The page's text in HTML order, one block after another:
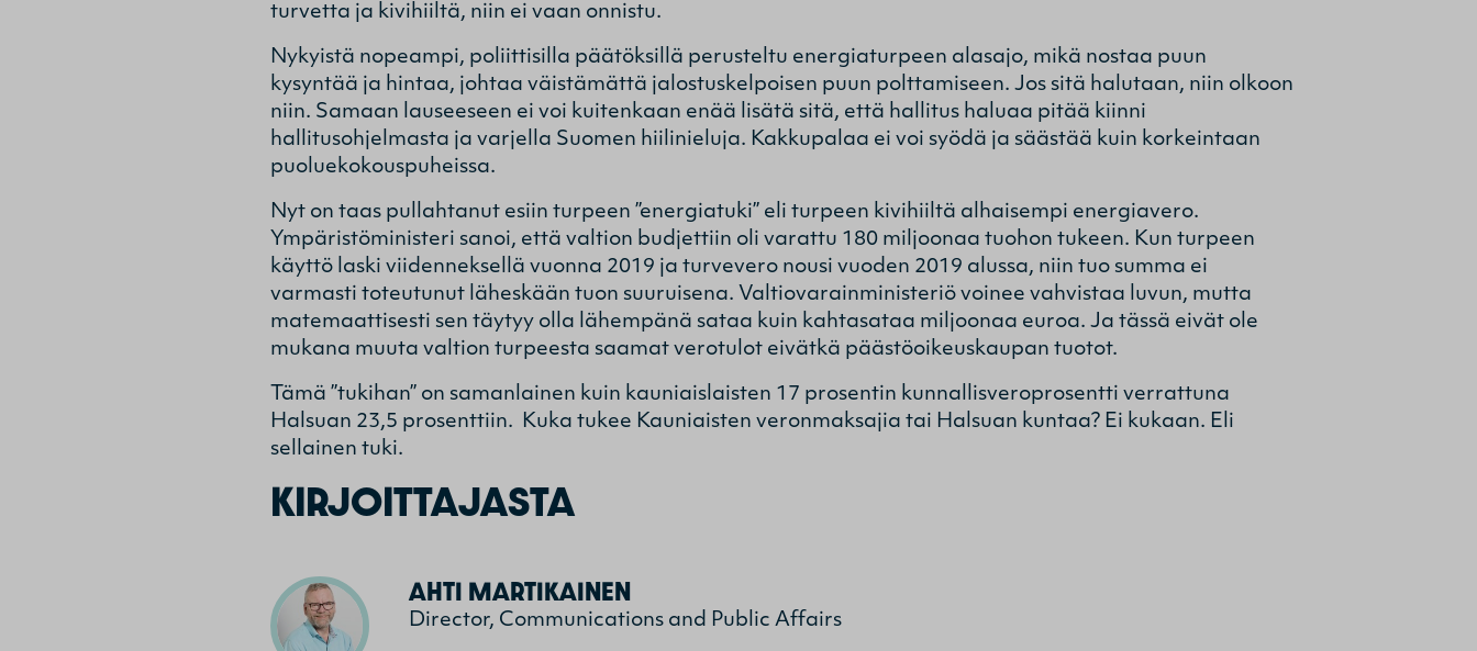
turvetta ja kivihiiltä, niin ei vaan onnistu.
Nykyistä nopeampi, poliittisilla päätöksillä perusteltu energiaturpeen alasajo, mikä nostaa puun
kysyntää ja hintaa, johtaa väistämättä jalostuskelpoisen puun polttamiseen. Jos sitä halutaan, niin olkoon
niin. Samaan lauseeseen ei voi kuitenkaan enää lisätä sitä, että hallitus haluaa pitää kiinni
hallitusohjelmasta ja varjella Suomen hiilinieluja. Kakkupalaa ei voi syödä ja säästää kuin korkeintaan
puoluekokouspuheissa.
Nyt on taas pullahtanut esiin turpeen ”energiatuki” eli turpeen kivihiiltä alhaisempi energiavero.
Ympäristöministeri sanoi, että valtion budjettiin oli varattu 180 miljoonaa tuohon tukeen. Kun turpeen
käyttö laski viidenneksellä vuonna 2019 ja turvevero nousi vuoden 2019 alussa, niin tuo summa ei
varmasti toteutunut läheskään tuon suuruisena. Valtiovarainministeriö voinee vahvistaa luvun, mutta
matemaattisesti sen täytyy olla lähempänä sataa kuin kahtasataa miljoonaa euroa. Ja tässä eivät ole
mukana muuta valtion turpeesta saamat verotulot eivätkä päästöoikeuskaupan tuotot.
Tämä ”tukihan” on samanlainen kuin kauniaislaisten 17 prosentin kunnallisveroprosentti verrattuna
Halsuan 23,5 prosenttiin. Kuka tukee Kauniaisten veronmaksajia tai Halsuan kuntaa? Ei kukaan. Eli
sellainen tuki.
KIRJOITTAJASTA
AHTI MARTIKAINEN
Director, Communications and Public Affairs